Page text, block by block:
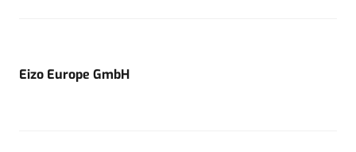
Eizo Europe GmbH